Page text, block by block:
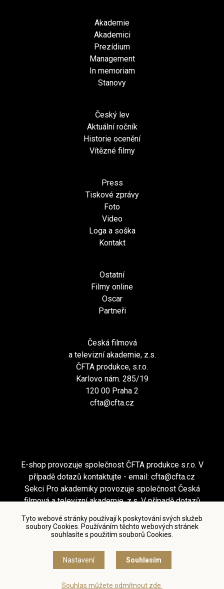
Tyto webové stránky používají k poskytování svých služeb
soubory Cookies. Používáním těchto webových stránek
souhlasíte s použitím souborů Cookies.
Nastavení Souhlasím
Souhlas můžete odmítnout zde.
Akademie
Akademici
Prezídium
Management
In memoriam
Stanovy
Český lev
Aktuální ročník
Historie ocenění
Vítězné filmy
Press
Tiskové zprávy
Foto
Video
Loga a soška
Kontakt
Ostatní
Filmy online
Oscar
Partneři
Česká filmová
a televizní akademie, z.s.
ČFTA produkce, s.r.o.
Karlovo nám. 285/19
120 00 Praha 2
cfta@cfta.cz
E-shop provozuje společnost ČFTA produkce s.r.o. V
případě dotazů kontaktujte - email: cfta@cfta.cz
Sekci Pro akademiky provozuje společnost Česká
filmová a televizní akademie, z.s. V případě dotazů
Podmínky užití a zásady ochrany osobních údajů
Nastavení cookies